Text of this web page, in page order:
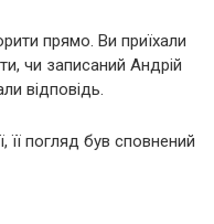
прямо. Ви приїхали
чи записаний Андрій
відповідь.
її погляд був сповнений